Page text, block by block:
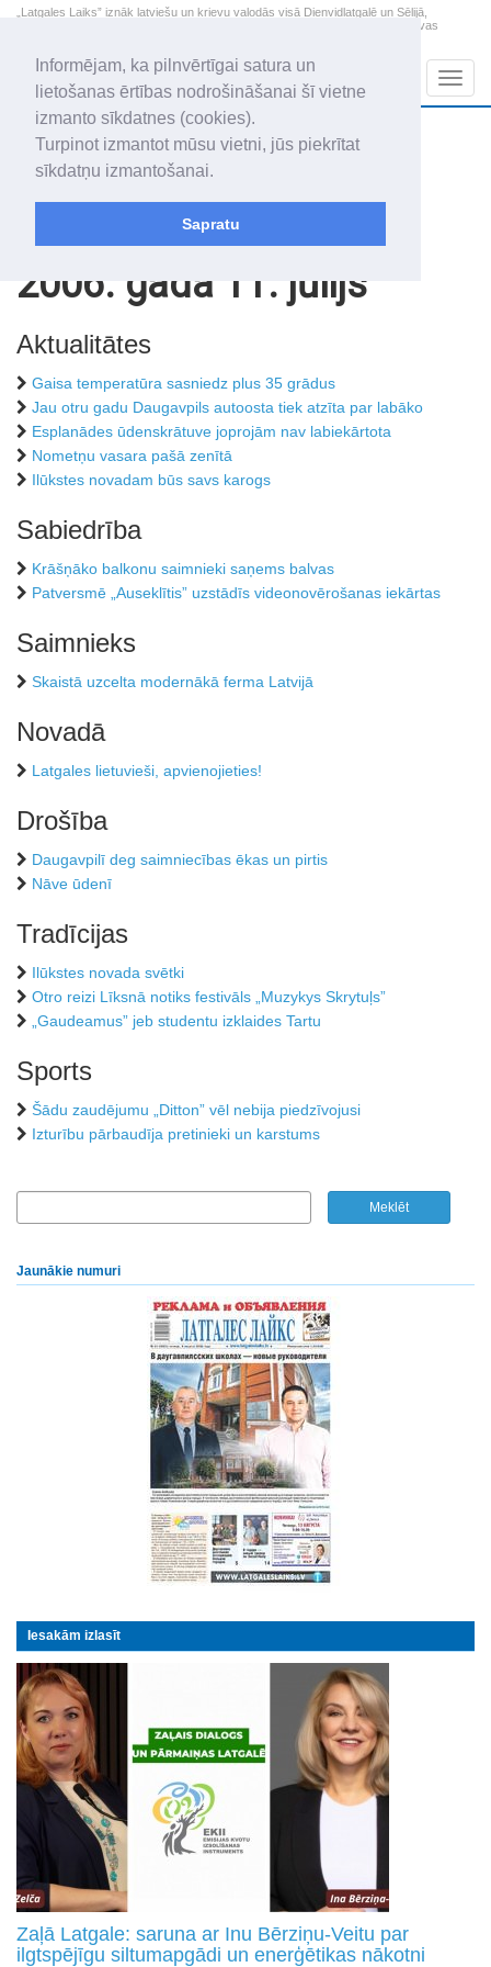
Informējam, ka pilnvērtīgai satura un
lietošanas ērtības nodrošināšanai šī vietne
izmanto sīkdatnes (cookies).
Turpinot izmantot mūsu vietni, jūs piekrītat
sīkdatņu izmantošanai.
Sapratu
„Latgales Laiks” iznāk latviešu un krievu valodās visā Dienvidlatgalē un Sēlijā,
„Latgales Laiks” latviešu valodā aptver Daugavpils valstspilsētu, Augšdaugavas
2026. gada 7. augusts
Piektdiena
Alfrēds, Fredis, Madars
+20.1
2006. gada 11. jūlijs
Aktualitātes
Gaisa temperatūra sasniedz plus 35 grādus
Jau otru gadu Daugavpils autoosta tiek atzīta par labāko
Esplanādes ūdenskrātuve joprojām nav labiekārtota
Nometņu vasara pašā zenītā
Ilūkstes novadam būs savs karogs
Sabiedrība
Krāšņāko balkonu saimnieki saņems balvas
Patversmē „Auseklītis” uzstādīs videonovērošanas iekārtas
Saimnieks
Skaistā uzcelta modernākā ferma Latvijā
Novadā
Latgales lietuvieši, apvienojieties!
Drošība
Daugavpilī deg saimniecības ēkas un pirtis
Nāve ūdenī
Tradīcijas
Ilūkstes novada svētki
Otro reizi Līksnā notiks festivāls „Muzykys Skrytuļs”
„Gaudeamus” jeb studentu izklaides Tartu
Sports
Šādu zaudējumu „Ditton” vēl nebija piedzīvojusi
Izturību pārbaudīja pretinieki un karstums
Jaunākie numuri
Iesakām izlasīt
Zaļā Latgale: saruna ar Inu Bērziņu-Veitu par
ilgtspējīgu siltumapgādi un enerģētikas nākotni